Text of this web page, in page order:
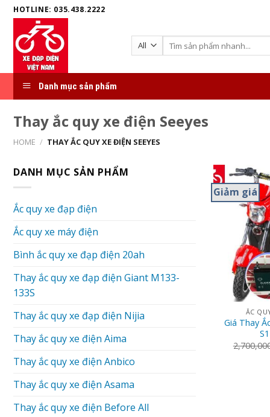
Skip
content
HOTLINE: 035.438.2222
Search
for:
Danh mục sản phẩm
Thay ắc quy xe điện Seeyes
HOME / THAY ẮC QUY XE ĐIỆN SEEYES
DANH MỤC SẢN PHẨM
Ắc quy xe đạp điện
Ắc quy xe máy điện
Bình ắc quy xe đạp điện 20ah
Thay ắc quy xe đạp điện Giant M133-
133S
Thay ắc quy xe đạp điện Nijia
Thay ắc quy xe điện Aima
Thay ắc quy xe điện Anbico
Thay ắc quy xe điện Asama
Thay ắc quy xe điện Before All
Giảm giá
ẮC
Giá Thay